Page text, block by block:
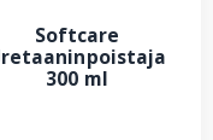
Softcare
300 ml